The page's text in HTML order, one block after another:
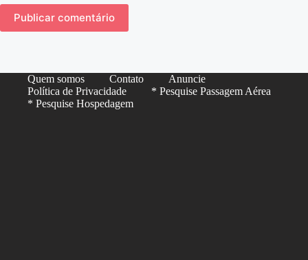
Publicar comentário
Quem somos Contato
Anuncie
Política de Privacidade
* Pesquise Passagem Aérea
* Pesquise Hospedagem